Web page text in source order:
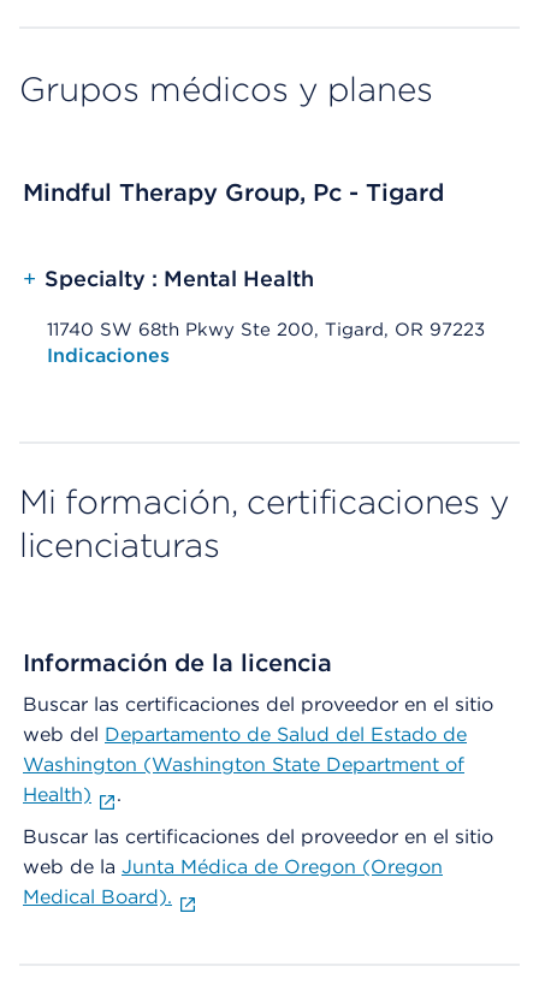
Grupos médicos y planes
Mindful Therapy Group, Pc - Tigard
+ Specialty : Mental Health
11740 SW 68th Pkwy Ste 200, Tigard, OR 97223
Opens native map application on mobile devices
Indicaciones
Mi formación, certificaciones y
licenciaturas
Información de la licencia
Buscar las certificaciones del proveedor en el sitio
web del Departamento de Salud del Estado de
Washington (Washington State Department of
Health)
.
Buscar las certificaciones del proveedor en el sitio
web de la Junta Médica de Oregon (Oregon
Medical Board).